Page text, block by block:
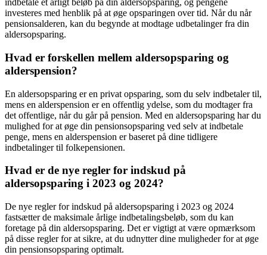
indbetale et årligt beløb på din aldersopsparing, og pengene
investeres med henblik på at øge opsparingen over tid. Når du når
pensionsalderen, kan du begynde at modtage udbetalinger fra din
aldersopsparing.
Hvad er forskellen mellem aldersopsparing og
alderspension?
En aldersopsparing er en privat opsparing, som du selv indbetaler til,
mens en alderspension er en offentlig ydelse, som du modtager fra
det offentlige, når du går på pension. Med en aldersopsparing har du
mulighed for at øge din pensionsopsparing ved selv at indbetale
penge, mens en alderspension er baseret på dine tidligere
indbetalinger til folkepensionen.
Hvad er de nye regler for indskud på
aldersopsparing i 2023 og 2024?
De nye regler for indskud på aldersopsparing i 2023 og 2024
fastsætter de maksimale årlige indbetalingsbeløb, som du kan
foretage på din aldersopsparing. Det er vigtigt at være opmærksom
på disse regler for at sikre, at du udnytter dine muligheder for at øge
din pensionsopsparing optimalt.